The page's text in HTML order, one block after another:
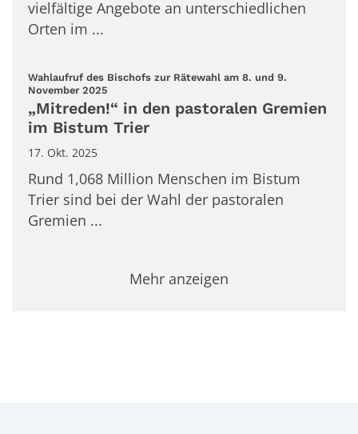
vielfältige Angebote an unterschiedlichen
Orten im ...
Wahlaufruf des Bischofs zur Rätewahl am 8. und 9.
November 2025:
„Mitreden!“ in den pastoralen Gremien
im Bistum Trier
17. Okt. 2025
Rund 1,068 Million Menschen im Bistum
Trier sind bei der Wahl der pastoralen
Gremien ...
Mehr anzeigen